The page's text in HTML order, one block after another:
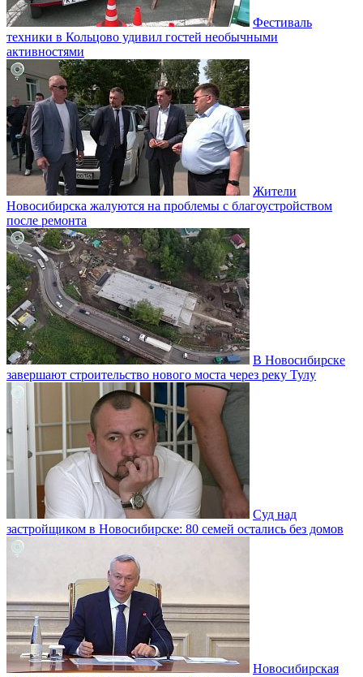
Фестиваль
техники в Кольцово удивил гостей необычными
активностями
Жители
Новосибирска жалуются на проблемы с благоустройством
после ремонта
В Новосибирске
завершают строительство нового моста через реку Тулу
Суд над
застройщиком в Новосибирске: 80 семей остались без домов
Новосибирская